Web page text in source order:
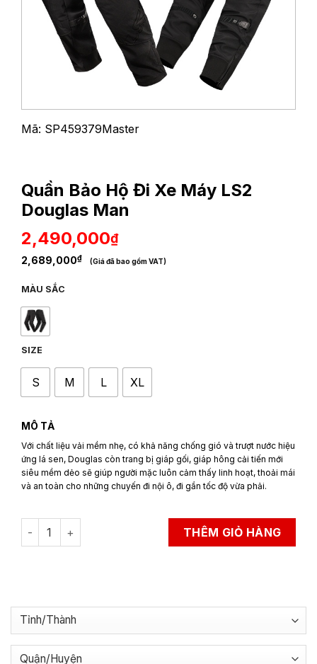
Mã: SP459379Master
Quần Bảo Hộ Đi Xe Máy LS2
Douglas Man
2,490,000₫
2,689,000₫ (Giá đã bao gồm VAT)
MÀU SẮC
SIZE
S M L XL
MÔ TẢ
Với chất liệu vải mềm nhẹ, có khả năng chống gió và trượt nước hiệu
ứng lá sen, Douglas còn trang bị giáp gối, giáp hông cải tiến mới
siêu mềm dẻo sẽ giúp người mặc luôn cảm thấy linh hoạt, thoải mái
và an toàn cho những chuyến đi nội ô, đi gần tốc độ vừa phải.
Quần Bảo Hộ Đi Xe Máy LS2 Douglas Man quantity
THÊM GIỎ HÀNG